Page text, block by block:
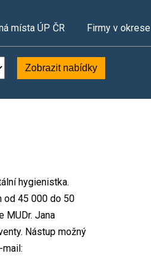
místa ÚP ČR Firmy v okrese
Zobrazit nabídky
hygienistka.
od 45 000 do 50
MUDr. Jana
Nástup možný